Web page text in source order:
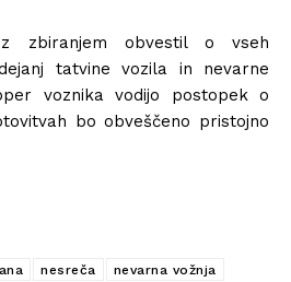
z zbiranjem obvestil o vseh
tatvine vozila in nevarne
voznika vodijo postopek o
bo obveščeno pristojno
nesreča
nevarna vožnja